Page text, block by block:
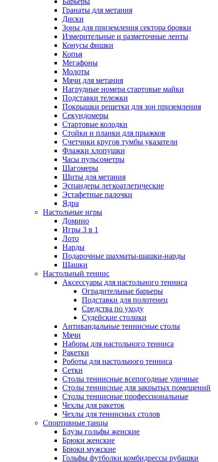
Гранаты для метания
Диски
Зоны для приземления сектора бровки
Измерительные и разметочные ленты
Конусы фишки
Копья
Мегафоны
Молоты
Мячи для метания
Нагрудные номера стартовые майки
Подставки тележки
Покрышки решетки для зон приземления
Секундомеры
Стартовые колодки
Стойки и планки для прыжков
Счетчики кругов тумбы указатели
Флажки хлопушки
Часы пульсометры
Шагомеры
Щиты для метания
Эспандеры легкоатлетические
Эстафетные палочки
Ядра
Настольные игры
Домино
Игры 3 в 1
Лото
Нарды
Подарочные шахматы-шашки-нарды
Шашки
Настольный теннис
Аксессуары для настольного тенниса
Оградительные барьеры
Подставки для полотенец
Средства по уходу
Судейские столики
Антивандальные теннисные столы
Мячи
Наборы для настольного тенниса
Ракетки
Роботы для настольного тенниса
Сетки
Столы теннисные всепогодные уличные
Столы теннисные для закрытых помещений
Столы теннисные профессиональные
Чехлы для ракеток
Чехлы для теннисных столов
Спортивные танцы
Блузы гольфы женские
Брюки женские
Брюки мужские
Гольфы футболки комбидрессы рубашки